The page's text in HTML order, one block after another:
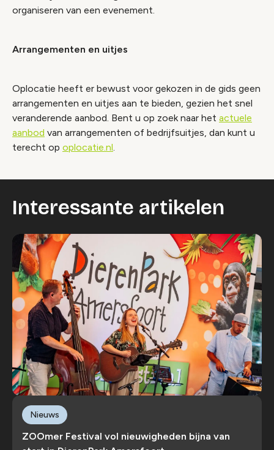
organiseren van een evenement.
Arrangementen en uitjes
Oplocatie heeft er bewust voor gekozen in de gids geen
arrangementen en uitjes aan te bieden, gezien het snel
veranderende aanbod. Bent u op zoek naar het actuele
aanbod van arrangementen of bedrijfsuitjes, dan kunt u
terecht op oplocatie.nl.
Interessante artikelen
ZOOmer Festival vol nieuwigheden bijna van
Nieuws